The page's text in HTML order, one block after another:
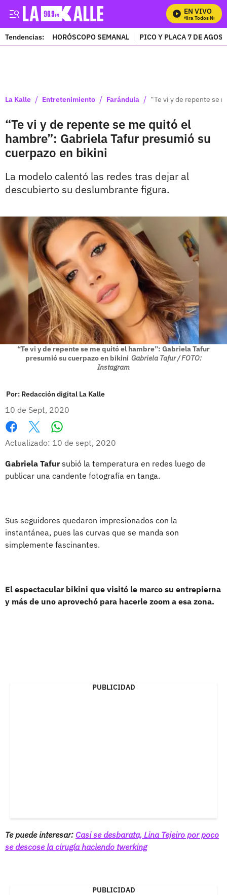
EN VIVO
Mira Todos
Tendencias: HORÓSCOPO SEMANAL PICO Y PLACA 7 DE
La Kalle / Entretenimiento / Farándula / “Te vi y de repente se
“Te vi y de repente se me quitó el
hambre”: Gabriela Tafur presumió su
cuerpazo en bikini
La modelo calentó las redes tras dejar al
descubierto su deslumbrante figura.
“Te vi y de repente se me quitó el hambre”: Gabriela Tafur
presumió su cuerpazo en bikini Gabriela Tafur / FOTO:
Instagram
Por: Redacción digital La Kalle
10 de Sept, 2020
Facebook
X
Actualizado: 10 de sept, 2020
Gabriela Tafursubió la temperatura en redes luego de
publicar una candente fotografía en tanga.
Sus seguidores quedaron impresionados con la
instantánea, pues las curvas que se manda son
simplemente fascinantes.
El espectacular bikini que visitó le marco su entrepierna
y más de uno aprovechó para hacerle zoom a esa zona.
PUBLICIDAD
Te puede interesar: Casi se desbarata, Lina Tejeiro por poco
se descose la cirugía haciendo twerking
PUBLICIDAD